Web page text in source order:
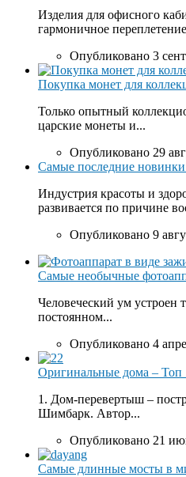
Изделия для офисного
гармоничное
Опубликовано 3
Покупка монет для
Только опытный
царские монеты и...
Опубликовано 29
Самые последние
Индустрия красоты и
развивается по причине
Опубликовано 9
Самые необычные
Человеческий ум устроен
постоянном...
Опубликовано 4
Оригинальные дома – Топ
1. Дом-перевертыш –
Шимбарк. Автор...
Опубликовано 21
Самые длинные мосты в